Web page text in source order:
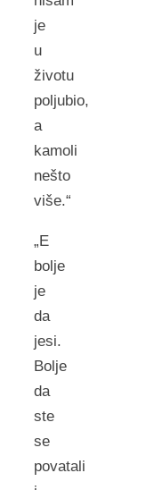
je
u
životu
poljubio,
a
kamoli
nešto
više.“
„E
bolje
je
da
jesi.
Bolje
da
ste
se
povatali